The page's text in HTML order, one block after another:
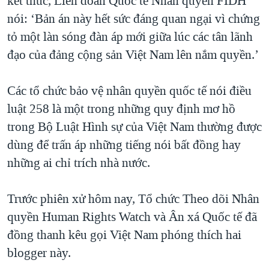
nói: ‘Bản án này hết sức đáng quan ngại vì chứng
tỏ một làn sóng đàn áp mới giữa lúc các tân lãnh
đạo của đảng cộng sản Việt Nam lên nắm quyền.’
Các tổ chức bảo vệ nhân quyền quốc tế nói điều
luật 258 là một trong những quy định mơ hồ
trong Bộ Luật Hình sự của Việt Nam thường được
dùng để trấn áp những tiếng nói bất đồng hay
những ai chỉ trích nhà nước.
Trước phiên xử hôm nay, Tổ chức Theo dõi Nhân
quyền Human Rights Watch và Ân xá Quốc tế đã
đồng thanh kêu gọi Việt Nam phóng thích hai
blogger này.